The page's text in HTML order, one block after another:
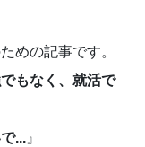
めの記事です。
もなく、就活で
... 』